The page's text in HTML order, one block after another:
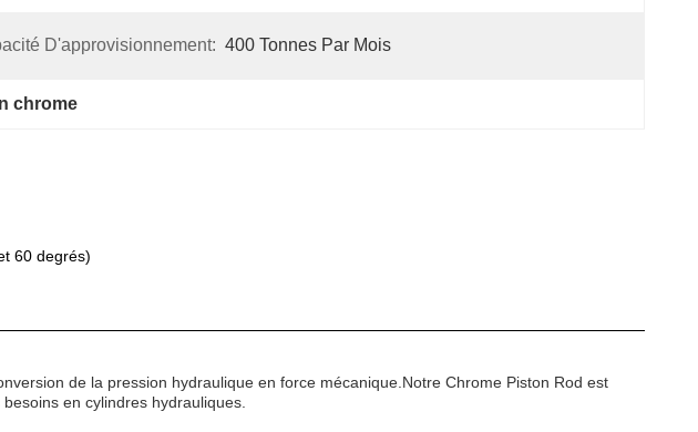
D'approvisionnement: 400 Tonnes Par Mois
chrome
60 degrés)
de la pression hydraulique en force mécanique.Notre Chrome Piston Rod est
en cylindres hydrauliques.